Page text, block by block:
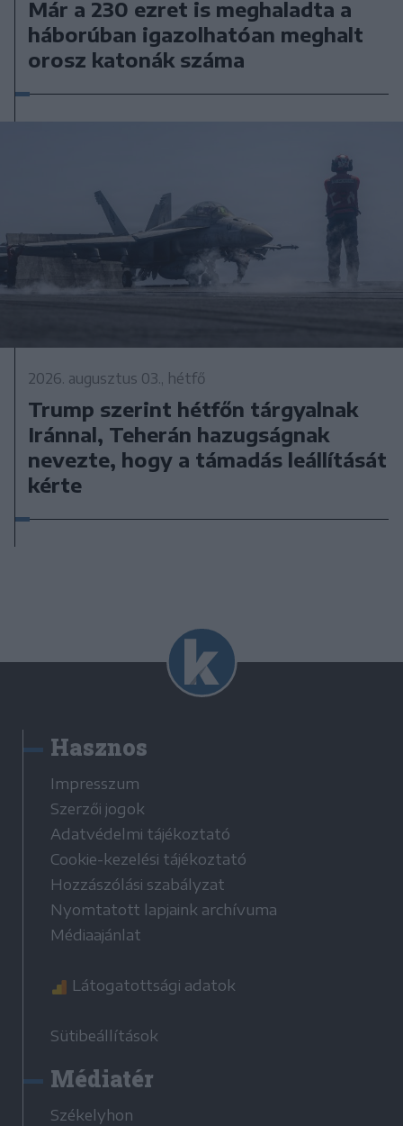
Már a 230 ezret is meghaladta a
háborúban igazolhatóan meghalt
orosz katonák száma
2026. augusztus 03., hétfő
Trump szerint hétfőn tárgyalnak
Iránnal, Teherán hazugságnak
nevezte, hogy a támadás leállítását
kérte
Hasznos
Impresszum
Szerzői jogok
Adatvédelmi tájékoztató
Cookie-kezelési tájékoztató
Hozzászólási szabályzat
Nyomtatott lapjaink archívuma
Médiaajánlat
Látogatottsági adatok
Sütibeállítások
Médiatér
Székelyhon